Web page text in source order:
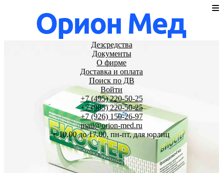
Дезсредства
Документы
О фирме
Доставка и оплата
Поиск по ДВ
Войти
+7 (495) 220-50-25
+7 (985) 220-50-25
+7 (926) 150-26-97
mail@orion-med.ru
c 10.00 до 17.00, пн-пт, для юрлиц